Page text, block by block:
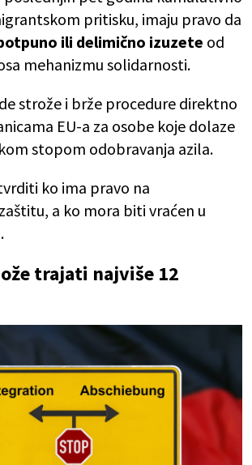
pritisku, imaju pravo da
ili delimično izuzete od
mehanizmu solidarnosti.
strože i brže procedure direktno
EU-a za osobe koje dolaze
stopom odobravanja azila.
ko ima pravo na
a ko mora biti vraćen u
trajati najviše 12